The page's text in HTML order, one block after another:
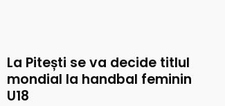
La Pitești se va decide titlul
mondial la handbal feminin
U18